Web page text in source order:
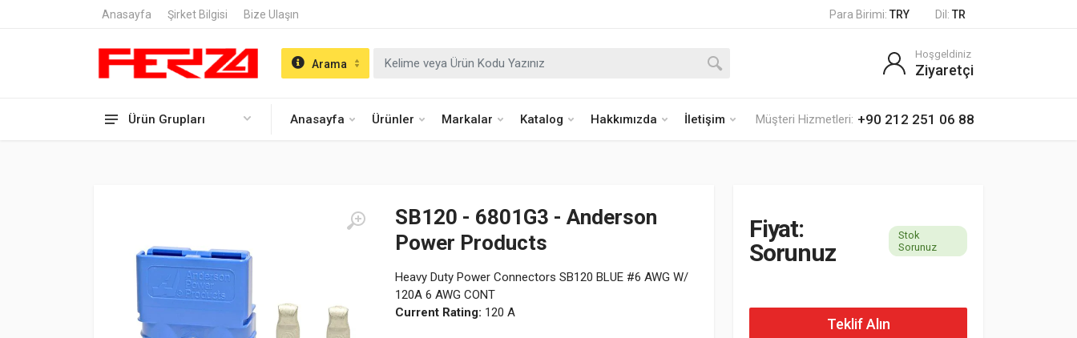
Anasayfa Şirket Bilgisi Bize Ulaşın Para Birimi: TRY Dil: TR
Ürün Grupları Anasayfa Ürünler Markalar Katalog Hakkımızda İletişim Müşteri Hizmetleri: +90 212 251 06 88
Arama
Hoşgeldiniz
Ziyaretçi
SB120 - 6801G3 - Anderson
Power Products
Heavy Duty Power Connectors SB120 BLUE #6 AWG W/
120A 6 AWG CONT
Current Rating: 120 A
Fiyat:
Sorunuz
Stok
Sorunuz
Teklif Alın